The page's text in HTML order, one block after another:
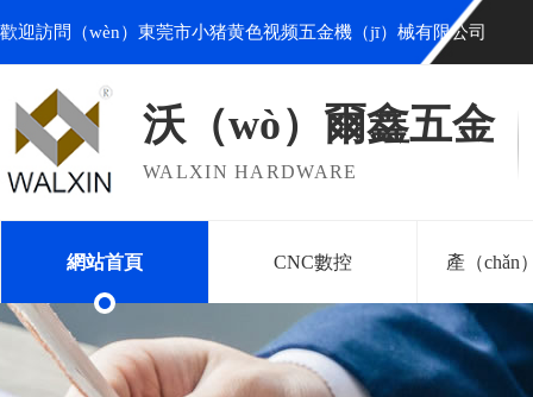
歡迎訪問（wèn）東莞市小猪黄色视频五金機（jī）械有限公司
沃（wò）爾鑫五金
WALXIN HARDWARE
網站首頁 CNC數控 產（chǎn